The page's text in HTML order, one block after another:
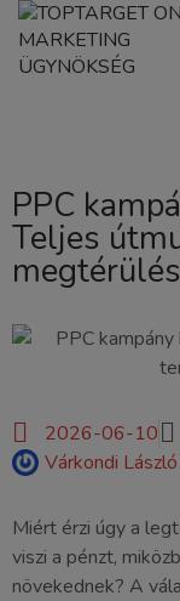
PPC
Teljes
2026-06-10
Várkondi László
Miért érzi úgy a
viszi a pénzt,
növekednek? A